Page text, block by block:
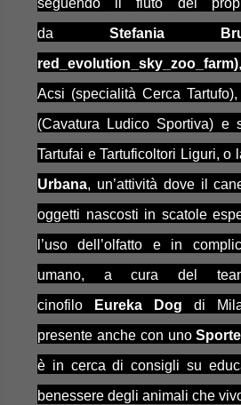
seguendo il fiuto del
da Stefania
red_evolution_sky_zoo_farm)
Acsi (specialità Cerca
(Cavatura Ludico Sportiva) e
Tartufai e Tartuficoltori Liguri, o
Urbana, un’attività dove il
oggetti nascosti in scatole
l’uso dell’olfatto e in
umano, a cura del
cinofilo
Eureka Dog di
presente anche con uno
è in cerca di consigli su
benessere degli animali che